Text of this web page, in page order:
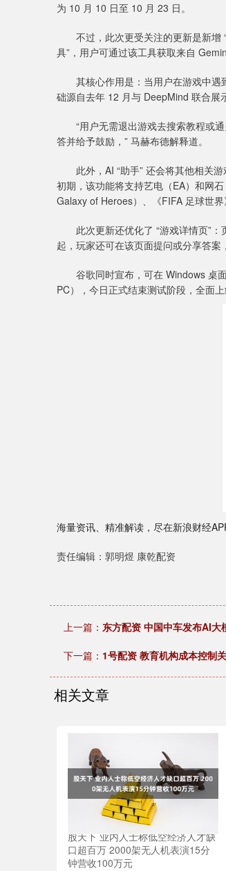
为 10 月 10 日至 10 月 23 日。
不过，此次更受关注的更新是新增
具”，用户可通过该工具获取来自
其核心作用是：当用户在游戏中遇
础源自去年 12 月与 DeepMind 联合
“用户无需退出游戏去搜索教程或通
答并给予鼓励，” 马赫布德解释道。
此外，AI “助手” 还会将其他相关游
初期，该功能将支持艺电（EA）和网
Galaxy of Heroes）、《FIFA 足球世
此次更新还优化了 “游戏详情页”：
起，玩家还可在该页面提问或分享答案
谷歌同时宣布，可在 Windows 桌面
PC），今日正式结束测试阶段，全面上
海量资讯、精准解读，尽在新浪财经
责任编辑：郭明煜 康乾配资
上一篇： 东方配资 中国中车发布AI大
下一篇： 1号配资 教育机构成本控制
相关文章
股天下 业内人士称低空经济人才缺
口超百万 2000架无人机表演15分
钟营收100万元